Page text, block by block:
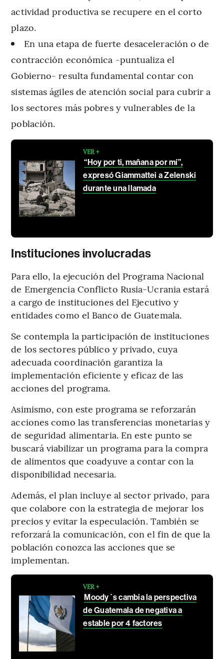
actividad productiva se recupere en el corto
plazo.
En una etapa de fuerte desaceleración o de
contracción económica -puntualiza el
Gobierno- resulta fundamental contar con
sistemas ágiles de atención social para cubrir a
los sectores más pobres y vulnerables de la
población.
VER +
“Hoy por ti, mañana por mí”,
expresó Giammattei a Zelenski
durante una llamada
Instituciones involucradas
Para ello, la ejecución del Programa Nacional
de Emergencia Conflicto Rusia-Ucrania estará
a cargo de instituciones del Ejecutivo y
entidades como el Banco de Guatemala.
Se contempla la participación de instituciones
de los sectores público y privado, cuya
adecuada coordinación garantiza la
implementación eficiente y eficaz de las
acciones del programa.
Asimismo, con este programa se reforzarán
acciones como las transferencias monetarias y
de seguridad alimentaria. En este punto se
buscará viabilizar un programa para la compra
de alimentos que coadyuve a contar con la
disponibilidad necesaria.
Además, el plan incluye al sector privado, para
que colabore con la estrategia de mejorar los
precios y evitar la especulación. También se
reforzará la comunicación, con el fin de que la
población conozca las acciones que se
implementan.
VER +
Moody´s cambia la perspectiva
de Guatemala de negativa a
estable por 4 factores